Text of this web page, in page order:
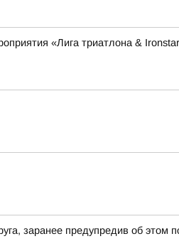
«Лига триатлона &
заранее предупредив об этом